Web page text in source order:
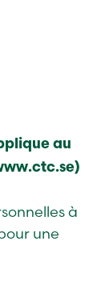
au
à
une